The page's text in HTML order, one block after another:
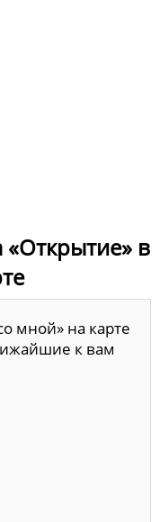
«Открытие» в
мной» на карте
к вам